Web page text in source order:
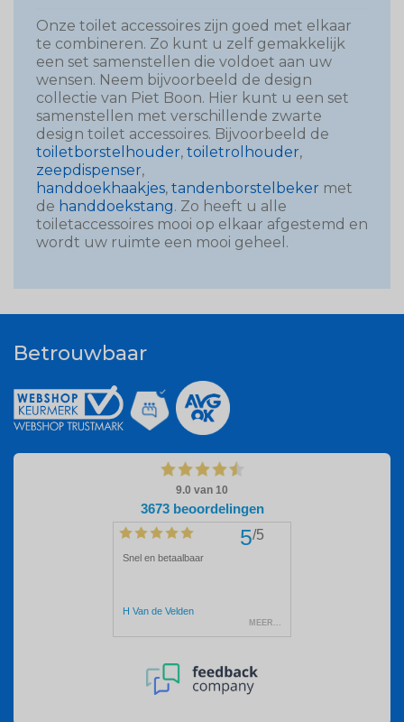
Onze toilet accessoires zijn goed met elkaar
te combineren. Zo kunt u zelf gemakkelijk
een set samenstellen die voldoet aan uw
wensen. Neem bijvoorbeeld de design
collectie van Piet Boon. Hier kunt u een set
samenstellen met verschillende zwarte
design toilet accessoires. Bijvoorbeeld de
toiletborstelhouder, toiletrolhouder,
zeepdispenser,
handdoekhaakjes, tandenborstelbeker met
de handdoekstang. Zo heeft u alle
toiletaccessoires mooi op elkaar afgestemd en
wordt uw ruimte een mooi geheel.
Betrouwbaar